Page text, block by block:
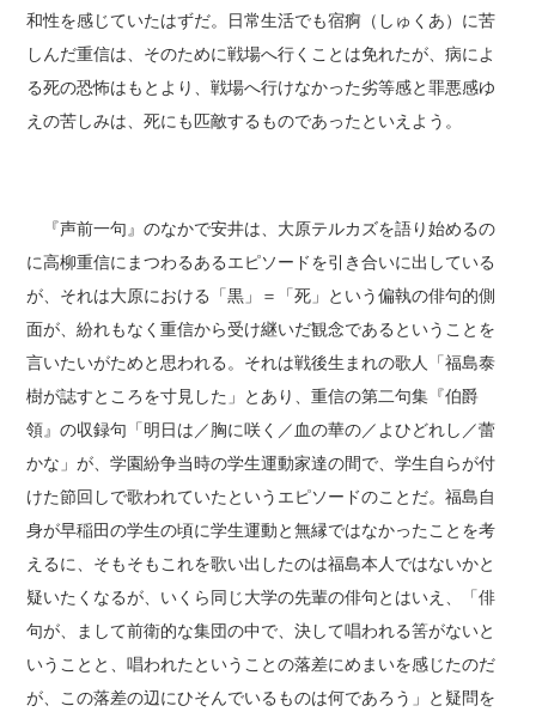
和性を感じていたはずだ。日常生活でも宿痾（しゅくあ）に苦
しんだ重信は、そのために戦場へ行くことは免れたが、病によ
る死の恐怖はもとより、戦場へ行けなかった劣等感と罪悪感ゆ
えの苦しみは、死にも匹敵するものであったといえよう。
『声前一句』のなかで安井は、大原テルカズを語り始めるの
に高柳重信にまつわるあるエピソードを引き合いに出している
が、それは大原における「黒」＝「死」という偏執の俳句的側
面が、紛れもなく重信から受け継いだ観念であるということを
言いたいがためと思われる。それは戦後生まれの歌人「福島泰
樹が誌すところを寸見した」とあり、重信の第二句集『伯爵
領』の収録句「明日は／胸に咲く／血の華の／よひどれし／蕾
かな」が、学園紛争当時の学生運動家達の間で、学生自らが付
けた節回しで歌われていたというエピソードのことだ。福島自
身が早稲田の学生の頃に学生運動と無縁ではなかったことを考
えるに、そもそもこれを歌い出したのは福島本人ではないかと
疑いたくなるが、いくら同じ大学の先輩の俳句とはいえ、「俳
句が、まして前衛的な集団の中で、決して唱われる筈がないと
いうことと、唱われたということの落差にめまいを感じたのだ
が、この落差の辺にひそんでいるものは何であろう」と疑問を